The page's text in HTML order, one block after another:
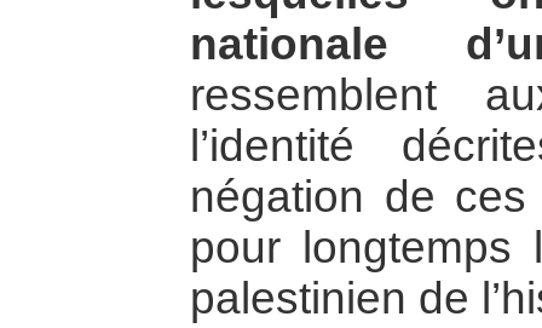
nationale
ressemblent
l’identité
négation de
pour longtemps
palestinien de